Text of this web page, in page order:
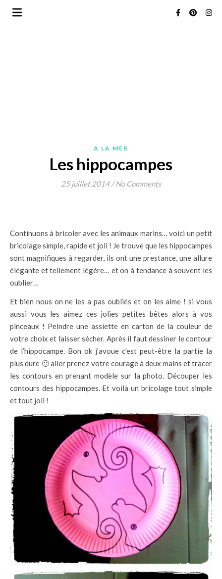
A LA MER
Les hippocampes
25 juillet 2014 / No Comments
Continuons à bricoler avec les animaux marins… voici un petit
bricolage simple, rapide et joli ! Je trouve que les hippocampes
sont magnifiques à regarder, ils ont une prestance, une allure
élégante et tellement légère… et on à tendance à souvent les
oublier…
Et bien nous on ne les a pas oubliés et on les aime ! si vous
aussi vous les aimez ces jolies petites bêtes alors à vos
pinceaux ! Peindre une assiette en carton de la couleur de
votre choix et laisser sécher. Après il faut dessiner le contour
de l’hippocampe. Bon ok j’avoue c’est peut-être la partie la
plus dure 🙂 aller prenez votre courage à deux mains et tracer
les contours en prenant modèle sur la photo. Découper les
contours des hippocampes. Et voilà un bricolage tout simple
et tout joli !